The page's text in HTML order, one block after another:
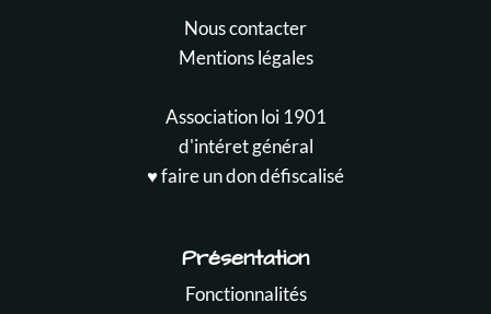
Nous contacter
Mentions légales
Association loi 1901
d'intéret général
♥️ faire un don défiscalisé
Présentation
Fonctionnalités